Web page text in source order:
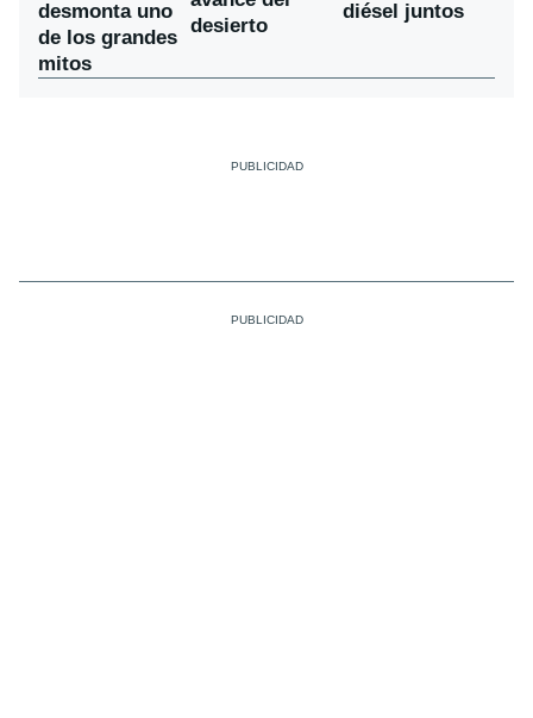
desmonta uno
de los grandes
mitos
desierto
diésel juntos